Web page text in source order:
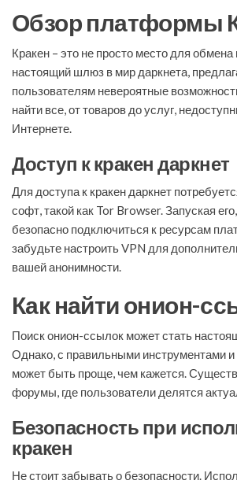
Обзор платформы
Кракен – это не просто место для
настоящий шлюз в мир даркнета,
пользователям невероятные
найти все, от товаров до услуг,
Интернете.
Доступ к кракен даркнет
Для доступа к кракен даркнет
софт, такой как Tor Browser. Запуская
безопасно подключиться к ресурсам
забудьте настроить VPN для
вашей анонимности.
Как найти онион-
Поиск онион-ссылок может стать
Однако, с правильными инструментами
может быть проще, чем кажется.
форумы, где пользователи делятся
Безопасность при
кракен
Не стоит забывать о безопасности.